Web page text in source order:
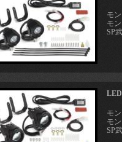
モ
モ
SP
モ
モ
SP